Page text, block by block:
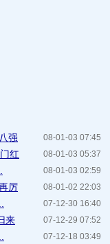
08-01-03 07:45
强
08-01-03 05:37
红
08-01-03 02:59
08-01-02 22:03
厉
07-12-30 16:40
07-12-29 07:52
来
07-12-18 03:49